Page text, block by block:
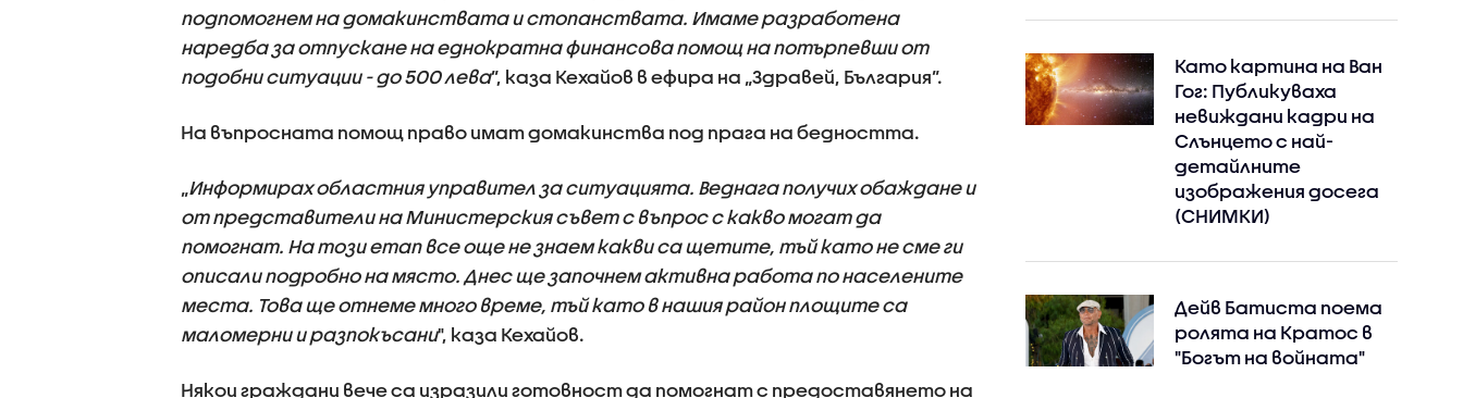
подпомогнем на домакинствата и стопанствата. Имаме разработена
наредба за отпускане на еднократна финансова помощ на потърпевши от
подобни ситуации - до 500 лева”, каза Кехайов в ефира на „Здравей, България”.
На въпросната помощ право имат домакинства под прага на бедността.
„Информирах областния управител за ситуацията. Веднага получих обаждане и
от представители на Министерския съвет с въпрос с какво могат да
помогнат. На този етап все още не знаем какви са щетите, тъй като не сме ги
описали подробно на място. Днес ще започнем активна работа по населените
места. Това ще отнеме много време, тъй като в нашия район площите са
маломерни и разпокъсани", каза Кехайов.
Някои граждани вече са изразили готовност да помогнат с предоставянето на
Като картина на Ван
Гог: Публикуваха
невиждани кадри на
Слънцето с най-
детайлните
изображения досега
(СНИМКИ)
Дейв Батиста поема
ролята на Кратос в
"Богът на войната"